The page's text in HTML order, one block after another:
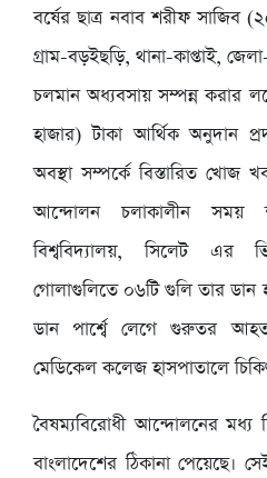
বর্ষের ছাত্র নবাব শরীফ
গ্রাম-বড়ইছড়ি, থানা-কাপ্তাই,
চলমান অধ্যবসায় সম্পন্ন করার
হাজার) টাকা আর্থিক অনুদান
অবস্থা সম্পর্কে বিস্তারিত খোজ
আন্দোলন চলাকালীন সময়
বিশ্ববিদ্যালয়, সিলেট এর
গোলাগুলিতে ০৬টি গুলি তার ডান
ডান পার্শ্বে লেগে গুরুতর
মেডিকেল কলেজ হাসপাতালে
বৈষম্যবিরোধী আন্দোলনের মধ্য
বাংলাদেশের ঠিকানা পেয়েছে।